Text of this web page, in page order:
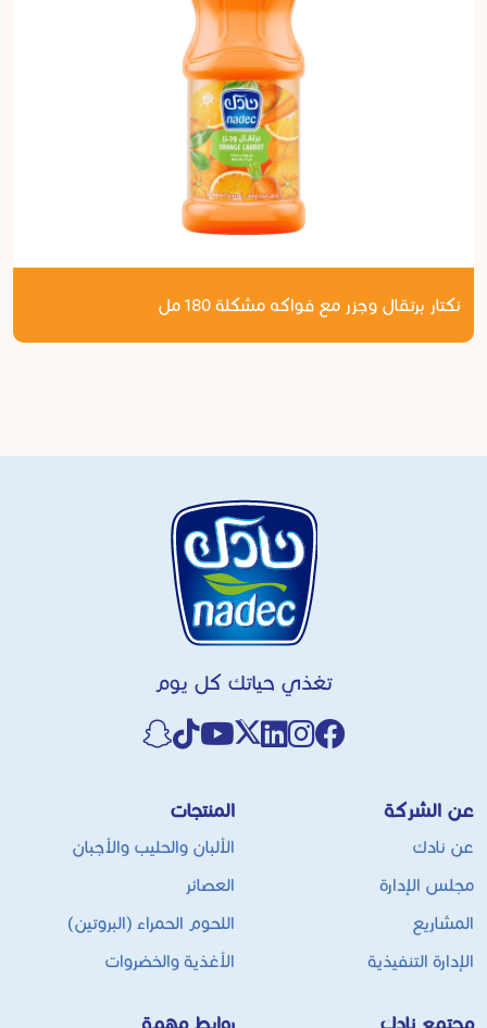
نكتار برتقال وجزر مع فواكه مشكلة 180 مل
تغذي حياتك كل يوم
عن الشركة
عن نادك
مجلس الإدارة
المشاريع
الإدارة التنفيذية
المنتجات
الألبان والحليب والأجبان
العصائر
اللحوم الحمراء (البروتين)
الأغذية والخضروات